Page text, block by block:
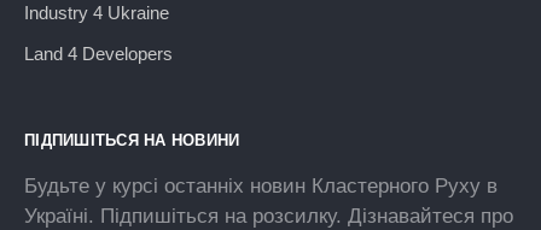
Industry 4 Ukraine
Land 4 Developers
ПІДПИШІТЬСЯ НА НОВИНИ
Будьте у курсі останніх новин Кластерного Руху в
Україні. Підпишіться на розсилку. Дізнавайтеся про